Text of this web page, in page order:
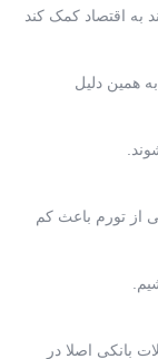
اقتصاد کمک کند
همین دلیل
از تورم باعث کم
بانکی اصلا در